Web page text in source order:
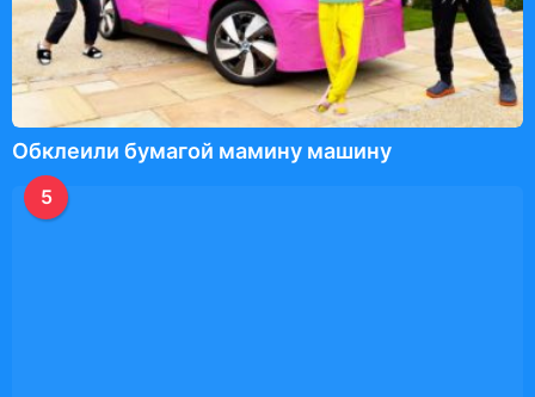
Обклеили бумагой мамину машину
5